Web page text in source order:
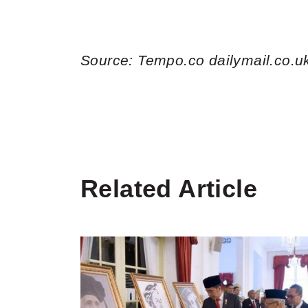
Source: Tempo.co
Related Article